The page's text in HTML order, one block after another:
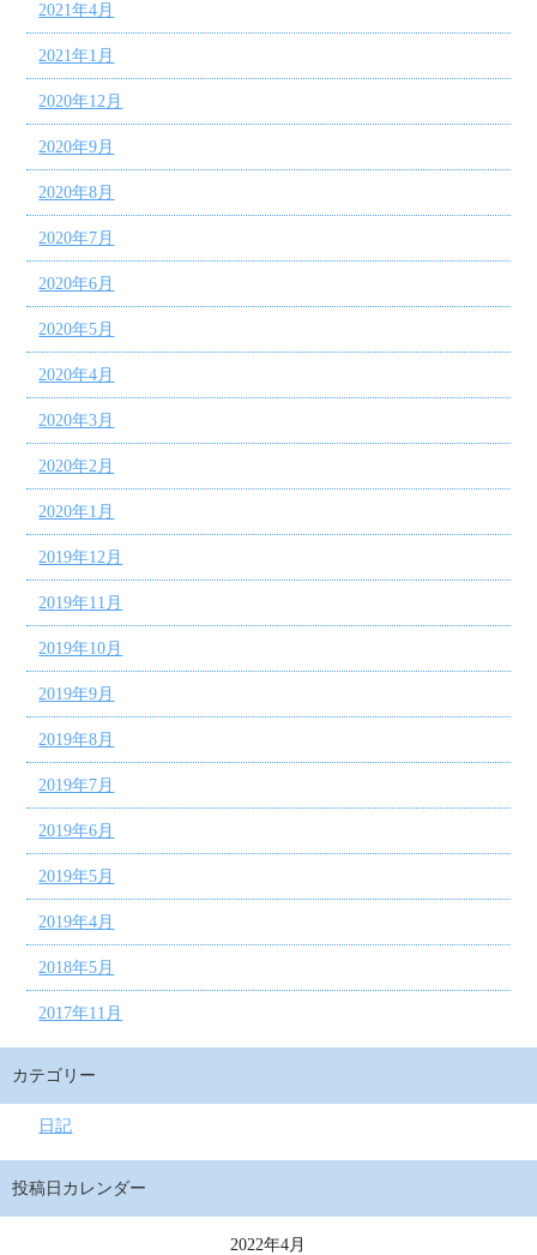
2021年4月
2021年1月
2020年12月
2020年9月
2020年8月
2020年7月
2020年6月
2020年5月
2020年4月
2020年3月
2020年2月
2020年1月
2019年12月
2019年11月
2019年10月
2019年9月
2019年8月
2019年7月
2019年6月
2019年5月
2019年4月
2018年5月
2017年11月
カテゴリー
日記
投稿日カレンダー
2022年4月